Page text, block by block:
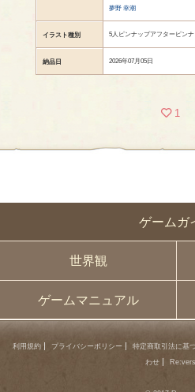
ゲームガ
世界観
ゲームマニュアル
夢野 幸潮
イラスト種別 5人ピンナップアフターピンナ
納品日 2026年07月05日
1
利用規約 プライバシーポリシー 特定商取引法に基
わせ